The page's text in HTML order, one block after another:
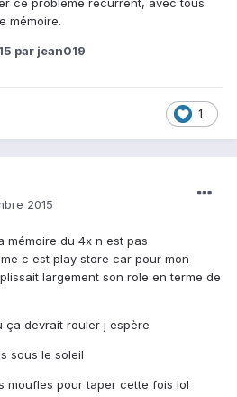
ce problème récurrent, avec tous
mémoire.
par jean019
1
2015
mémoire du 4x n est pas
c est play store car pour mon
largement son role en terme de
ça devrait rouler j espère
sous le soleil
moufles pour taper cette fois lol